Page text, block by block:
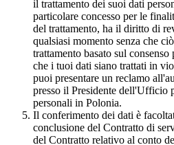
il trattamento dei suoi dati
particolare concesso per le
del trattamento, ha il diritto di
qualsiasi momento senza che
trattamento basato sul
che i tuoi dati siano trattati in
puoi presentare un reclamo
presso il Presidente dell'Ufficio
personali in Polonia.
Il conferimento dei dati è
conclusione del Contratto di
del Contratto relativo al conto